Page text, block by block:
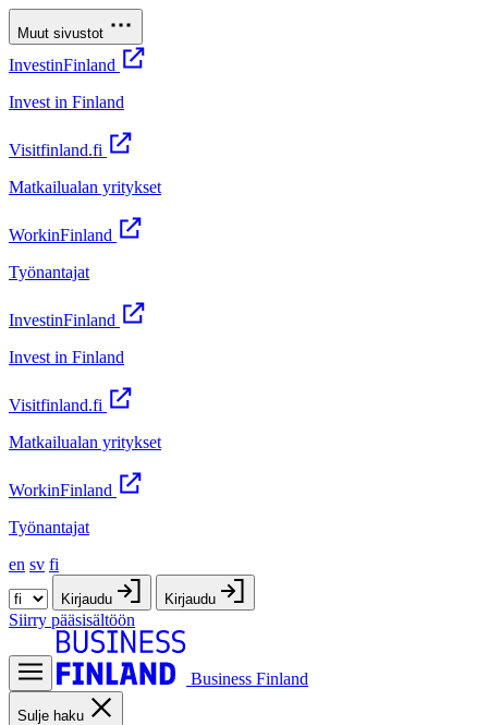
Muut sivustot
InvestinFinland
Invest in Finland
Visitfinland.fi
Matkailualan yritykset
WorkinFinland
Työnantajat
InvestinFinland
Invest in Finland
Visitfinland.fi
Matkailualan yritykset
WorkinFinland
Työnantajat
en sv fi
Kirjaudu Kirjaudu
Siirry pääsisältöön
Business Finland
Sulje haku